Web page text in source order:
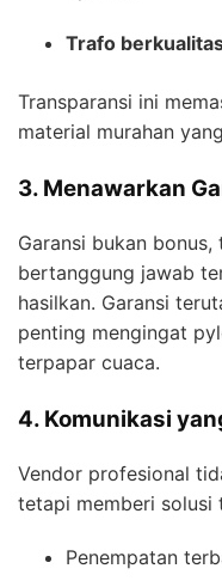
Trafo
Transparansi ini
material murahan
3. Menawarkan
Garansi bukan
bertanggung jawab
hasilkan. Garansi
penting mengingat
terpapar cuaca.
4. Komunikasi
Vendor profesional
tetapi memberi solusi
Penempatan